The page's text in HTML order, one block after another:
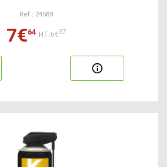
Ref : 24588
7€64 HT:6€37